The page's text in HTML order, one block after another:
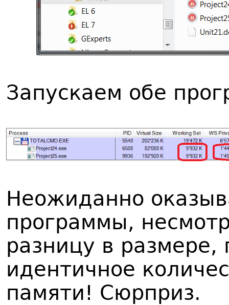
Запускаем обе
Неожиданно
программы,
разницу в
идентичное
памяти! Сюрприз.